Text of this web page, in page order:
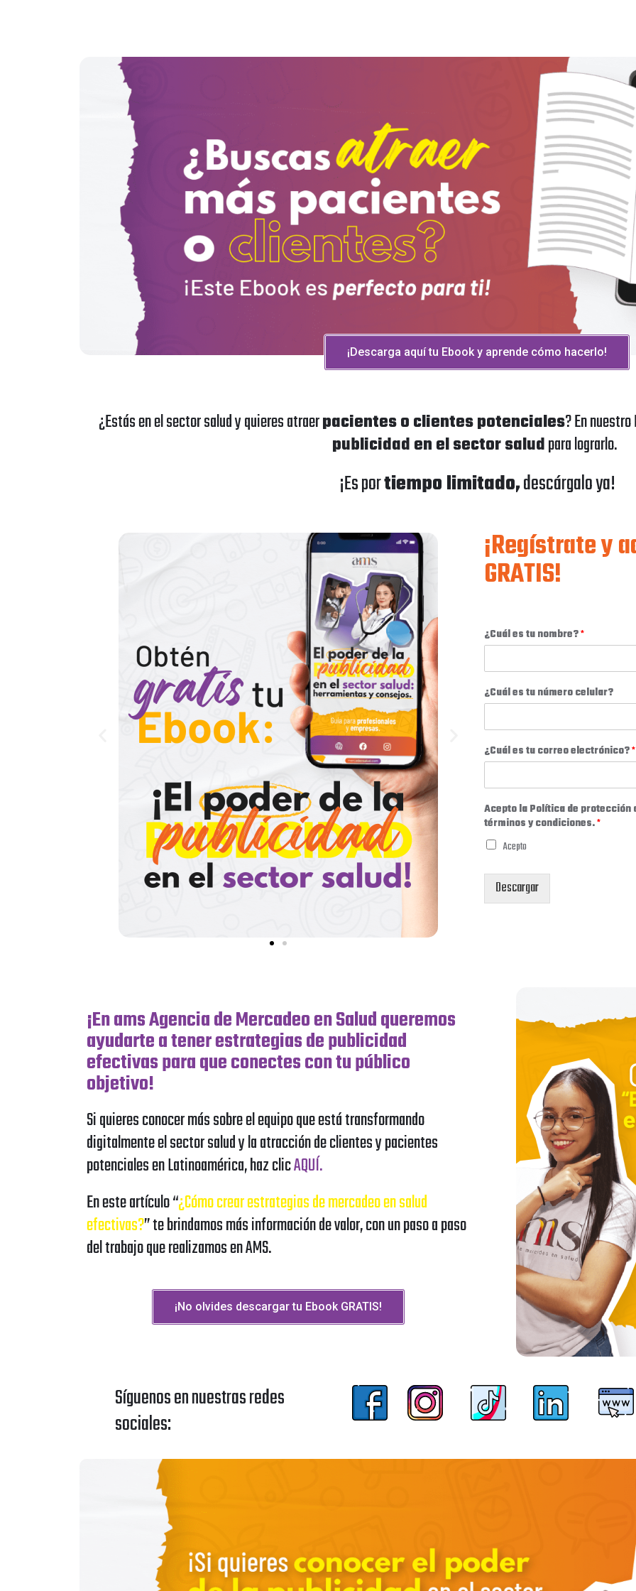
¡Descarga aquí tu Ebook y aprende cómo hacerlo!
¿Estás en elsector saludy quieres atraerpacientes o clientespotenciales?En nuestro
publicidad en el sector saludpara lograrlo.
¡Es portiempo limitado,descárgalo ya!
¡Regístrate y
GRATIS!
¿Cuál es tu nombre?*
¿Cuál es tu número celular?
¿Cuál es tu correo electrónico?*
Acepto la Política de protección
términos y condiciones.*
Acepto
Descargar
¡En ams Agencia de Mercadeo en Salud queremos
ayudarte a tener estrategias de publicidad
efectivas para que conectes con tu público
objetivo!
Si quieres conocer más sobre el equipo que está transformando
digitalmente el sector salud y la atracción de clientes y pacientes
potenciales en Latinoamérica, haz clicAQUÍ.
En este artículo “¿Cómo crear estrategias de mercadeo en salud
efectivas?” te brindamos más información de valor, con un paso a paso
del trabajo que realizamos en AMS.
¡No olvides descargar tu Ebook GRATIS!
Síguenos en nuestras redes
sociales: